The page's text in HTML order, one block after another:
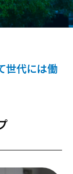
世代には働